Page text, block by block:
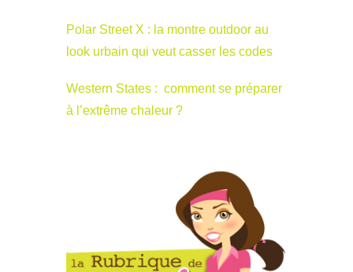
Polar Street X : la montre outdoor au
look urbain qui veut casser les codes
Western States : comment se préparer
à l’extrême chaleur ?